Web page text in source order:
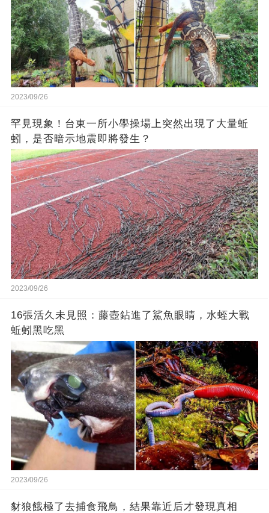
2023/09/26
罕見現象！台東一所小學操場上突然出現了大量蚯
蚓，是否暗示地震即將發生？
2023/09/26
16張活久未見照：藤壺鉆進了鯊魚眼睛，水蛭大戰
蚯蚓黑吃黑
2023/09/26
豺狼餓極了去捕食飛鳥，結果靠近后才發現真相